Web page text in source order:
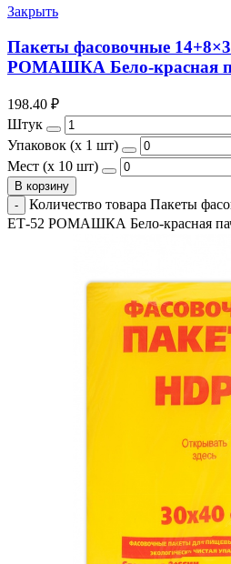
Закрыть
Пакеты фасовочные
РОМАШКА Бело-красная
198.40 ₽
Штук
Упаковок (x 1 шт)
Мест (x 10 шт)
В корзину
Количество товара Пакеты
ЕТ-52 РОМАШКА Бело-красная